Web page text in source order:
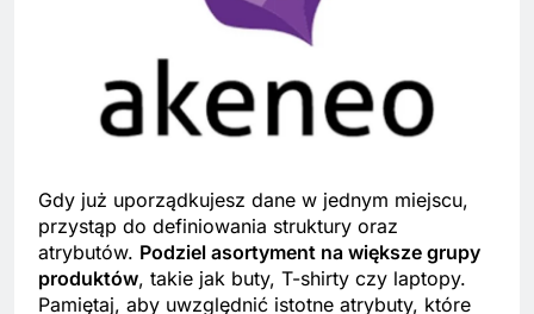
Gdy już uporządkujesz dane w jednym miejscu,
przystąp do definiowania struktury oraz
atrybutów. Podziel asortyment na większe grupy
produktów, takie jak buty, T-shirty czy laptopy.
Pamiętaj, aby uwzględnić istotne atrybuty, które